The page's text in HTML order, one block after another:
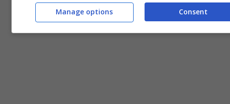
Consent
Manage options